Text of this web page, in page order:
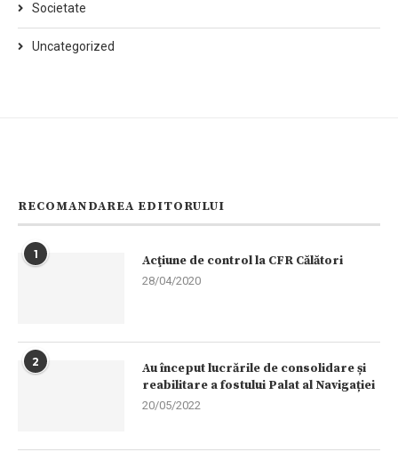
Societate
Uncategorized
RECOMANDAREA EDITORULUI
1 Acţiune de control la CFR Călători
28/04/2020
2
Au început lucrările de consolidare și
reabilitare a fostului Palat al Navigației
20/05/2022